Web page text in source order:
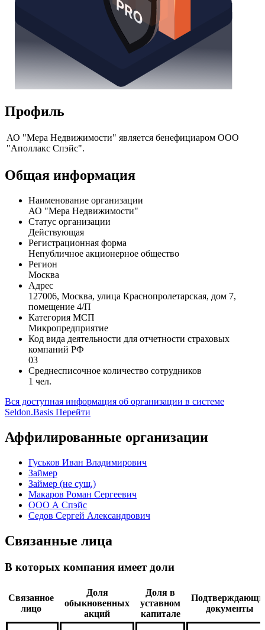
Профиль
АО "Мера Недвижимости" является бенефициаром ООО
"Аполлакс Спэйс".
Общая информация
Наименование организации
АО "Мера Недвижимости"
Статус организации
Действующая
Регистрационная форма
Непубличное акционерное общество
Регион
Москва
Адрес
127006, Москва, улица Краснопролетарская, дом 7,
помещение 4/П
Категория МСП
Микропредприятие
Код вида деятельности для отчетности страховых
компаний РФ
03
Среднесписочное количество сотрудников
1 чел.
Вся доступная информация об организации в системе
Seldon.Basis Перейти
Аффилированные организации
Гуськов Иван Владимирович
Займер
Займер (не сущ.)
Макаров Роман Сергеевич
ООО А Спэйс
Седов Сергей Александрович
Связанные лица
В которых компания имеет доли
Связанное
лицо
Доля
обыкновенных
акций
Доля в
уставном
капитале
документы